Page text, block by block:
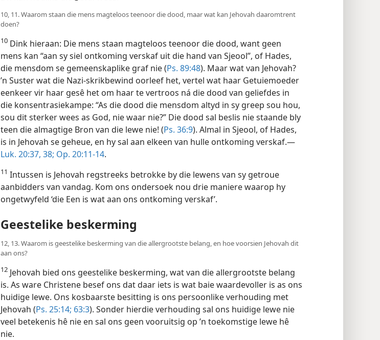
10, 11. Waarom staan die mens magteloos teenoor die dood, maar wat kan Jehovah daaromtrent
doen?
10 Dink hieraan: Die mens staan magteloos teenoor die dood, want geen
mens kan “aan sy siel ontkoming verskaf uit die hand van Sjeool”, of Hades,
die mensdom se gemeenskaplike graf nie (Ps. 89:48). Maar wat van Jehovah?
’n Suster wat die Nazi-skrikbewind oorleef het, vertel wat haar Getuiemoeder
eenkeer vir haar gesê het om haar te vertroos ná die dood van geliefdes in
die konsentrasiekampe: “As die dood die mensdom altyd in sy greep sou hou,
sou dit sterker wees as God, nie waar nie?” Die dood sal beslis nie staande bly
teen die almagtige Bron van die lewe nie! (Ps. 36:9). Almal in Sjeool, of Hades,
is in Jehovah se geheue, en hy sal aan elkeen van hulle ontkoming verskaf.—
Luk. 20:37, 38; Op. 20:11-14.
11 Intussen is Jehovah regstreeks betrokke by die lewens van sy getroue
aanbidders van vandag. Kom ons ondersoek nou drie maniere waarop hy
ongetwyfeld ‘die Een is wat aan ons ontkoming verskaf’.
Geestelike beskerming
12, 13. Waarom is geestelike beskerming van die allergrootste belang, en hoe voorsien Jehovah dit
aan ons?
12 Jehovah bied ons geestelike beskerming, wat van die allergrootste belang
is. As ware Christene besef ons dat daar iets is wat baie waardevoller is as ons
huidige lewe. Ons kosbaarste besitting is ons persoonlike verhouding met
Jehovah (Ps. 25:14; 63:3). Sonder hierdie verhouding sal ons huidige lewe nie
veel betekenis hê nie en sal ons geen vooruitsig op ’n toekomstige lewe hê
nie.